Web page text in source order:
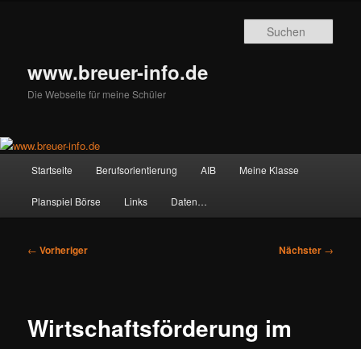
www.breuer-info.de
Die Webseite für meine Schüler
Startseite Berufsorientierung AIB Meine Klasse
Planspiel Börse Links Daten…
Beitragsnavigation
← Vorheriger Nächster →
Wirtschaftsförderung im